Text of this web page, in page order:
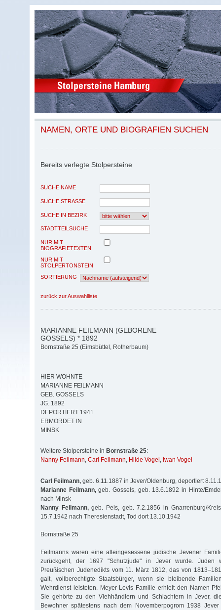
NAMEN, ORTE UND BIOGRAFIEN SUCHEN
Bereits verlegte Stolpersteine
SUCHE NAME
SUCHE STRASSE
SUCHE IN BEZIRK
STADTTEILSUCHE
NUR MIT
BIOGRAFIETEXTEN
NUR MIT
STOLPERTONSTEIN
SORTIERUNG
zurück zur Auswahlliste
MARIANNE FEILMANN (GEBORENE
GOSSELS) * 1892
Bornstraße 25 (Eimsbüttel, Rotherbaum)
HIER WOHNTE
MARIANNE FEILMANN
GEB. GOSSELS
JG. 1892
DEPORTIERT 1941
ERMORDET IN
MINSK
Weitere Stolpersteine in Bornstraße 25:
Nanny Feilmann, Carl Feilmann, Hilde Vogel , Iwan Vogel
Carl Feilmann, geb. 6.11.1887 in Jever/Oldenburg, deportiert
Marianne Feilmann,geb. Gossels, geb. 13.6.1892 in Hinte/
nach Minsk
Nanny Feilmann,geb. Pels, geb. 7.2.1856 in Gnarrenburg/
15.7.1942 nach Theresienstadt, Tod dort 13.10.1942
Bornstraße 25
Feilmanns waren eine alteingesessene jüdische Jevener
zurückgeht, der 1697 "Schutzjude" in Jever wurde. Juden
Preußischen Judenedikts vom 11. März 1812, das von
galt, vollberechtigte Staatsbürger, wenn sie bleibende
Wehrdienst leisteten. Meyer Levis Familie erhielt den Namen
Sie gehörte zu den Viehhändlern und Schlachtern in Jever,
Bewohner spätestens nach dem Novemberpogrom 1938